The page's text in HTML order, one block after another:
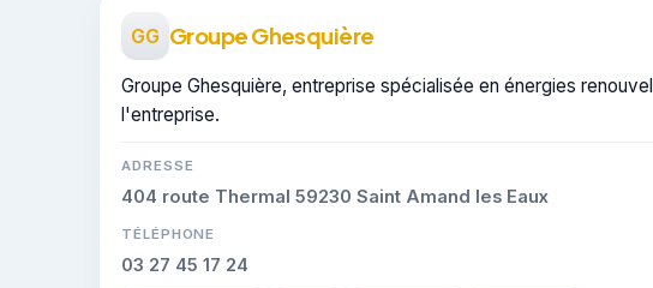
GG Groupe Ghesquière
Groupe Ghesquière, entreprise spécialisée en énergies
l'entreprise.
ADRESSE
404 route Thermal 59230 Saint Amand les Eaux
TÉLÉPHONE
03 27 45 17 24